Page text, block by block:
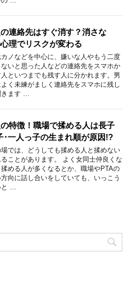
連絡先はすぐ消す？消さな
理でリスクが変わる
ノなどを中心に、嫌いな人やもう二度
いと思った人などの連絡先をスマホか
といつまでも残す人に分かれます。男
く未練がましく連絡先をスマホに残し
きます …
特徴！職場で揉める人は長子
･一人っ子の生まれ順が原因!?
では、どうしても揉める人と揉めない
ことがあります。 よく女同士仲良くな
める人が多くなるとか、職場やPTAの
向に話し合いをしていても、いっこう
と …